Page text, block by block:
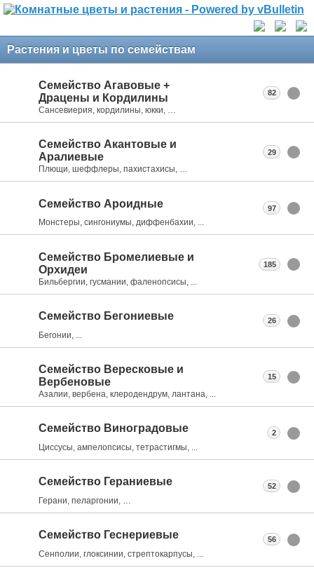
Растения и цветы по семействам
Семейство Агавовые +
Драцены и Кордилины
Сансевиерия, кордилины, юкки, …
82
Семейство Акантовые и
Аралиевые
Плющи, шеффлеры, пахистахисы, …
29
Семейство Ароидные
Монстеры, сингониумы, диффенбахии, ...
97
Семейство Бромелиевые и
Орхидеи
Бильбергии, гусмании, фаленопсисы, ...
185
Семейство Бегониевые
Бегонии, ...
26
Семейство Вересковые и
Вербеновые
Азалии, вербена, клеродендрум, лантана, ...
15
Семейство Виноградовые
Циссусы, ампелопсисы, тетрастигмы, ...
2
Семейство Гераниевые
Герани, пеларгонии, …
52
Семейство Геснериевые
Сенполии, глоксинии, стрептокарпусы, ...
56